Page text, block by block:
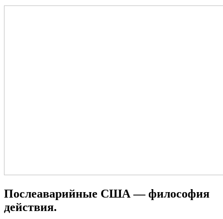
Послеаварийные США — философия
действия.